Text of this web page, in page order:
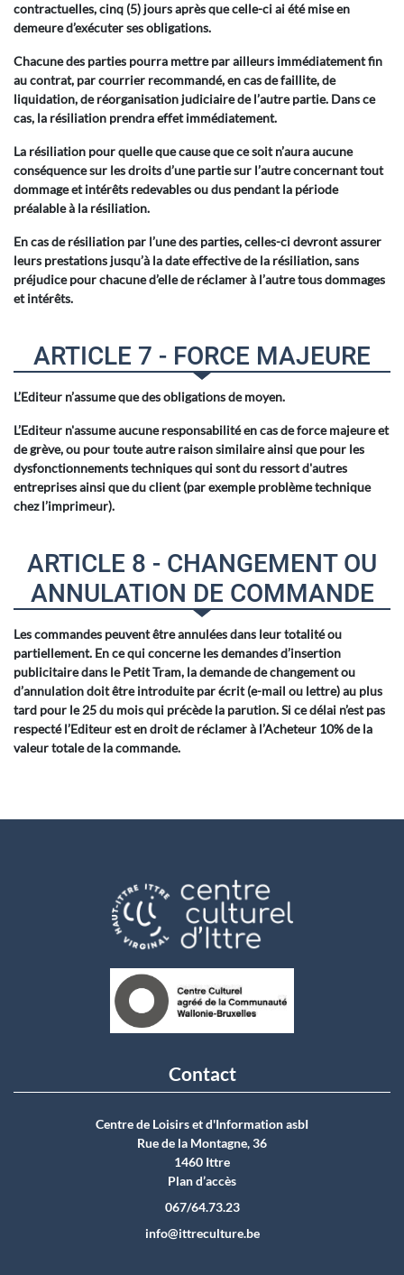
contractuelles, cinq (5) jours après que celle-ci ai été mise en
demeure d’exécuter ses obligations.
Chacune des parties pourra mettre par ailleurs immédiatement fin
au contrat, par courrier recommandé, en cas de faillite, de
liquidation, de réorganisation judiciaire de l’autre partie. Dans ce
cas, la résiliation prendra effet immédiatement.
La résiliation pour quelle que cause que ce soit n’aura aucune
conséquence sur les droits d’une partie sur l’autre concernant tout
dommage et intérêts redevables ou dus pendant la période
préalable à la résiliation.
En cas de résiliation par l’une des parties, celles-ci devront assurer
leurs prestations jusqu’à la date effective de la résiliation, sans
préjudice pour chacune d’elle de réclamer à l’autre tous dommages
et intérêts.
ARTICLE 7 - FORCE MAJEURE
L’Editeur n’assume que des obligations de moyen.
L’Editeur n'assume aucune responsabilité en cas de force majeure et
de grève, ou pour toute autre raison similaire ainsi que pour les
dysfonctionnements techniques qui sont du ressort d'autres
entreprises ainsi que du client (par exemple problème technique
chez l’imprimeur).
ARTICLE 8 - CHANGEMENT OU
ANNULATION DE COMMANDE
Les commandes peuvent être annulées dans leur totalité ou
partiellement. En ce qui concerne les demandes d’insertion
publicitaire dans le Petit Tram, la demande de changement ou
d’annulation doit être introduite par écrit (e-mail ou lettre) au plus
tard pour le 25 du mois qui précède la parution. Si ce délai n’est pas
respecté l’Editeur est en droit de réclamer à l’Acheteur 10% de la
valeur totale de la commande.
Contact
Centre de Loisirs et d'Information asbI
Rue de la Montagne, 36
1460 Ittre
Plan d’accès
067/64.73.23
info@ittreculture.be